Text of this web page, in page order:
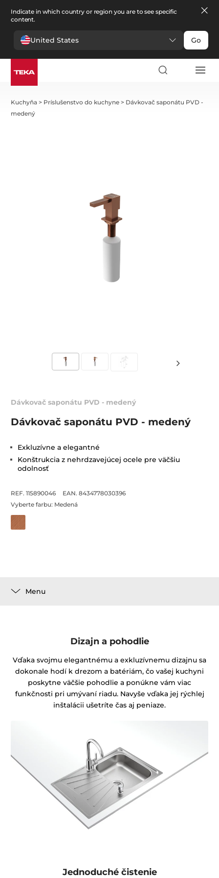
Indicate in which country or region you are to see specific
content.
United States Go
Kuchyňa > Príslušenstvo do kuchyne > Dávkovač saponátu PVD -
medený
Dávkovač saponátu PVD - medený
Dávkovač saponátu PVD - medený
Exkluzívne a elegantné
Konštrukcia z nehrdzavejúcej ocele pre väčšiu
odolnosť
REF. 115890046
EAN. 8434778030396
Vyberte farbu: Medená
Menu
Dizajn a pohodlie
Vďaka svojmu elegantnému a exkluzívnemu dizajnu sa
dokonale hodí k drezom a batériám, čo vašej kuchyni
poskytne väčšie pohodlie a ponúkne vám viac
funkčnosti pri umývaní riadu. Navyše vďaka jej rýchlej
inštalácii ušetríte čas aj peniaze.
Jednoduché čistenie